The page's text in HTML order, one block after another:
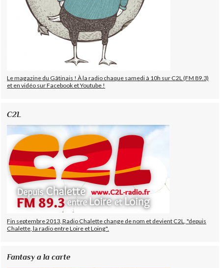
Le magazine du Gâtinais ! À la radio chaque samedi à 10h sur C2L (FM 89.3)
et en vidéo sur Facebook et Youtube !
C2L
Fin septembre 2013, Radio Chalette change de nom et devient C2L, "depuis
Chalette, la radio entre Loire et Loing".
Fantasy a la carte